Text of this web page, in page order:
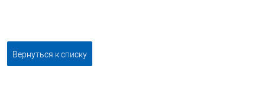
Вернуться к списку